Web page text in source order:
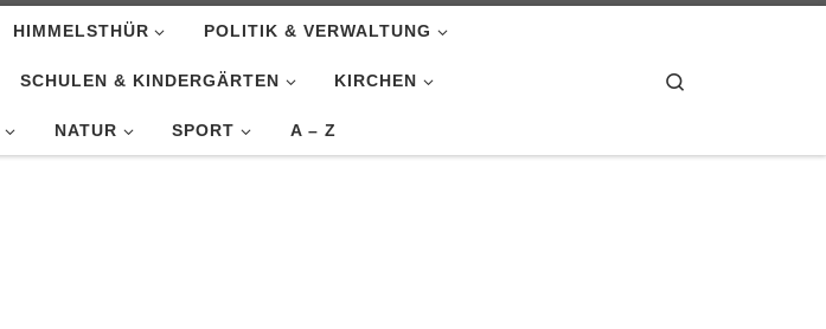
HIMMELSTHÜR POLITIK & VERWALTUNG
SCHULEN & KINDERGÄRTEN KIRCHEN
NATUR SPORT A – Z